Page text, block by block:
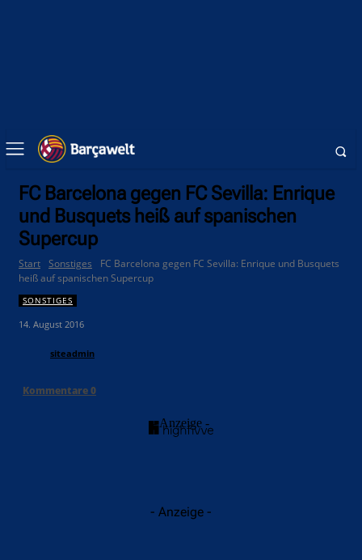
FC Barcelona gegen FC Sevilla: Enrique
und Busquets heiß auf spanischen
Supercup
Start Sonstiges
FC Barcelona gegen FC Sevilla: Enrique und Busquets
heiß auf spanischen Supercup
SONSTIGES
14. August 2016
siteadmin
Kommentare0
- Anzeige -
- Anzeige -